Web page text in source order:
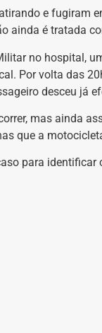
e fugiram
ainda é tratada
no hospital,
Por volta das
desceu já
mas ainda
que a
para identificar